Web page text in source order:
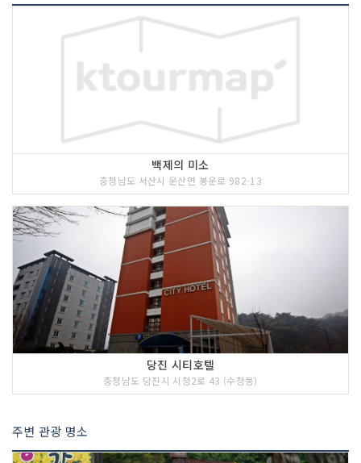
백제의 미소
충청남도 서산시 운산면 봉운로 982-13
당진 시티호텔
충청남도 당진시 시청2로 43 (수청동)
주변 관광 명소